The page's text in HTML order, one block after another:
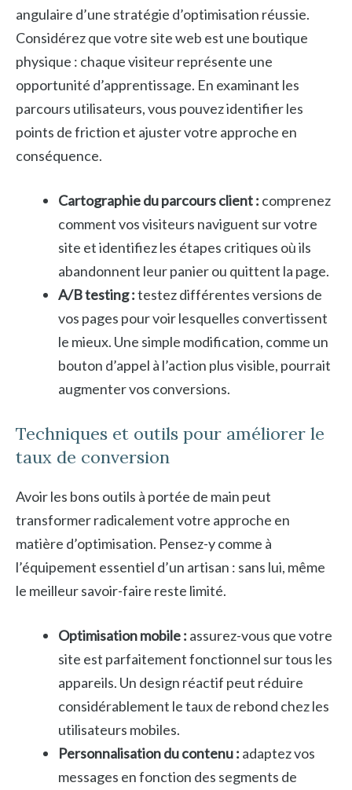
angulaire d’une stratégie d’optimisation réussie.
Considérez que votre site web est une boutique
physique : chaque visiteur représente une
opportunité d’apprentissage. En examinant les
parcours utilisateurs, vous pouvez identifier les
points de friction et ajuster votre approche en
conséquence.
Cartographie du parcours client : comprenez
comment vos visiteurs naviguent sur votre
site et identifiez les étapes critiques où ils
abandonnent leur panier ou quittent la page.
A/B testing :testez différentes versions de
vos pages pour voir lesquelles convertissent
le mieux. Une simple modification, comme un
bouton d’appel à l’action plus visible, pourrait
augmenter vos conversions.
Techniques et outils pour améliorer le
taux de conversion
Avoir les bons outils à portée de main peut
transformer radicalement votre approche en
matière d’optimisation. Pensez-y comme à
l’équipement essentiel d’un artisan : sans lui, même
le meilleur savoir-faire reste limité.
Optimisation mobile : assurez-vous que votre
site est parfaitement fonctionnel sur tous les
appareils. Un design réactif peut réduire
considérablement le taux de rebond chez les
utilisateurs mobiles.
Personnalisation du contenu : adaptez vos
messages en fonction des segments de